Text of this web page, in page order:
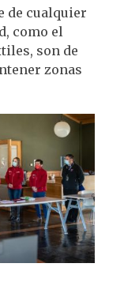
de cualquier
como el
son de
zonas